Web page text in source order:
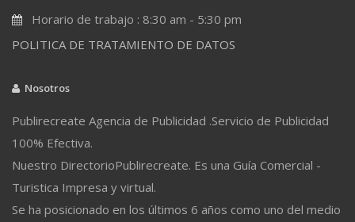
Horario de trabajo : 8:30 am - 5:30 pm
POLITICA DE TRATAMIENTO DE DATOS
Nosotros
Publirecreate Agencia de Publicidad .Servicio de Publicidad
100% Efectiva.
Nuestro DirectorioPublirecreate. Es una Guía Comercial -
Turistica Impresa y virtual.
Se ha posicionado en los últimos 6 años como uno del medio